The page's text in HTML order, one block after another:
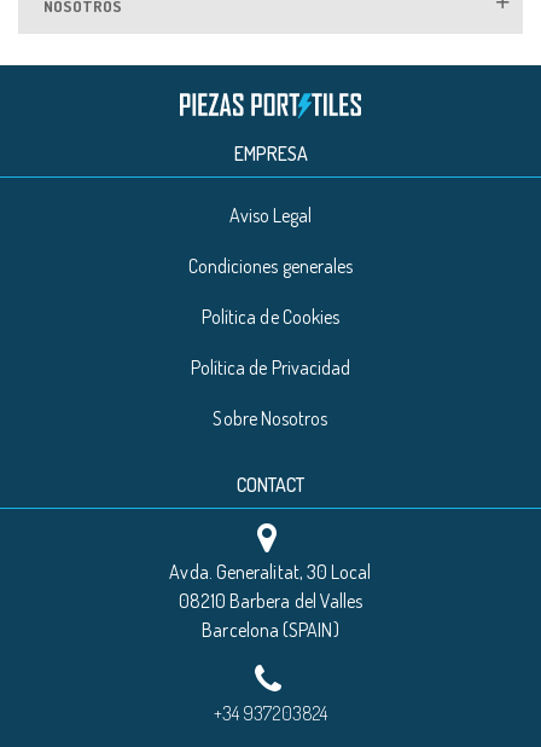
NOSOTROS
EMPRESA
Aviso Legal
Condiciones generales
Política de Cookies
Política de Privacidad
Sobre Nosotros
CONTACT
Avda. Generalitat, 30 Local
08210 Barbera del Valles
Barcelona (SPAIN)
+34 937203824